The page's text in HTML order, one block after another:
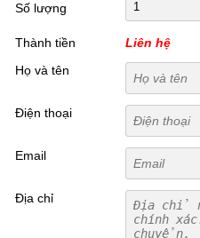
Số lượng
Thành tiền
Liên hệ
Họ và tên
Điện thoại
Email
Địa chỉ